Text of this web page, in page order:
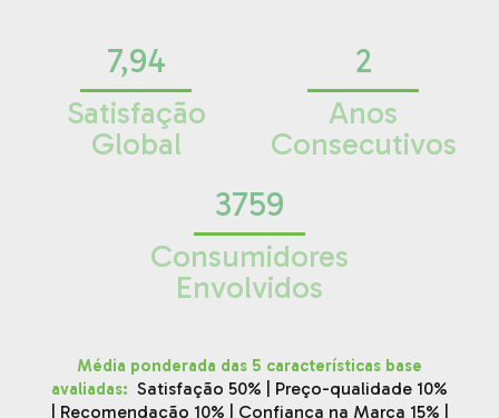
7,94
Satisfação
Global
2
Anos
Consecutivos
3759
Consumidores
Envolvidos
Média ponderada das 5 características base
avaliadas: Satisfação 50% | Preço-qualidade 10%
| Recomendação 10% | Confiança na Marca 15% |